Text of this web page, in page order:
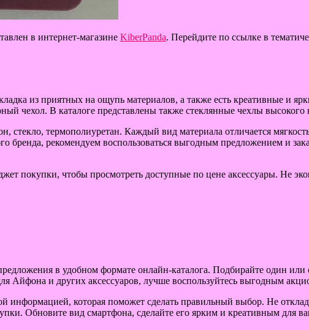
в интернет-магазине KiberPanda. Перейдите по ссылке в
из приятных на ощупь материалов, а также есть креативные и
чехол. В каталоге представлены также стеклянные чехлы высокого
стекло, термополиуретан. Каждый вид материала отличается
рекомендуем воспользоваться выгодным предложением и
покупки, чтобы просмотреть доступные по цене аксессуары. Не
в удобном формате онлайн-каталога. Подбирайте один или
Айфона и других аксессуаров, лучше воспользуйтесь выгодным
информацией, которая поможет сделать правильный выбор. Не
Обновите вид смартфона, сделайте его ярким и креативным для